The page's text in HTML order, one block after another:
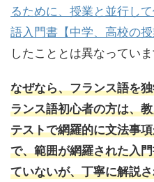
るために、授業と並行し
語入門書【中学、高校の授
したこととは異なっていま
なぜなら、フランス語を
ランス語初心者の方は、
テストで網羅的に文法事
で、範囲が網羅された入
ていないが、丁寧に解説